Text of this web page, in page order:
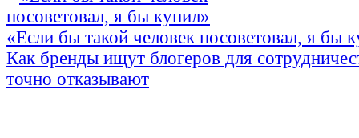
«Если бы такой человек посоветовал, я бы
Как бренды ищут блогеров для
точно отказывают